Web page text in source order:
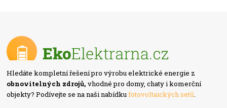
Hledáte kompletní řešení pro výrobu elektrické energie z
obnovitelných zdrojů, vhodné pro domy, chaty i komerční
objekty? Podívejte se na naši nabídkufotovoltaických setů.